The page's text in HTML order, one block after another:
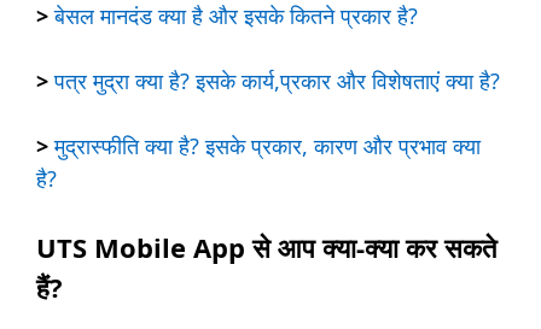
>बेसल मानदंड क्या है और इसके कितने प्रकार है?
>पत्र मुद्रा क्या है? इसके कार्य,प्रकार और विशेषताएं क्या है?
>मुद्रास्फीति क्या है? इसके प्रकार, कारण और प्रभाव क्या
है?
UTS Mobile App से आप क्या-क्या कर सकते
हैं?